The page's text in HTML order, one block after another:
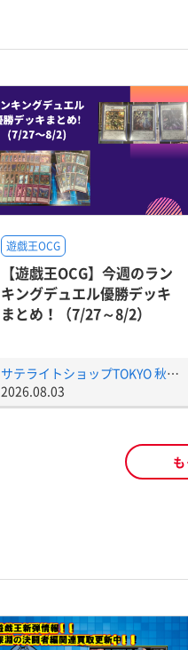
遊戯王OCG
【遊戯王OCG】今週のラン
キングデュエル優勝デッキ
まとめ！（7/27～8/2）
サテライトショップTOKYO 秋葉原店
2026.08.03